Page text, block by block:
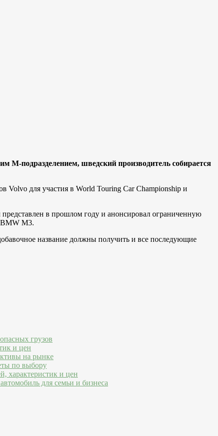
M-подразделением, шведский производитель собирается
Volvo для участия в World Touring Car Championship и
в прошлом году и анонсировал ограниченную
BMW M3.
название должны получить и все последующие
грузов
и цен
на рынке
по выбору
характеристик и цен
для семьи и бизнеса